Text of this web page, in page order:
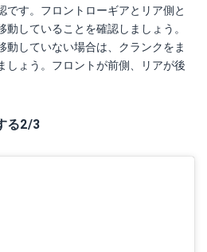
です。フロントローギアとリア側と
していることを確認しましょう。
動していない場合は、クランクをま
しょう。フロントが前側、リアが後
る2/3